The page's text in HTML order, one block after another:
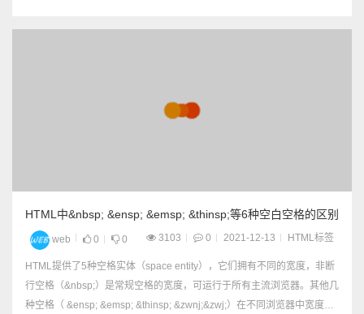
HTML中&nbsp; &ensp; &emsp; &thinsp;等6种空白空格的区别
web 0 0 3103 0 2021-12-13 HTML标签
HTML提供了5种空格实体（space entity），它们拥有不同的宽度，非断
行空格（&nbsp;）是常规空格的宽度，可运行于所有主流浏览器。其他几
种空格（ &ensp; &emsp; &thinsp; &zwnj;&zwj;）在不同浏览器中宽度各